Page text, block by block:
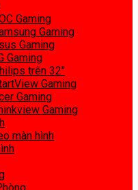
Gaming
Gaming
Gaming
Gaming
trên 32″
Gaming
Gaming
Gaming
màn hình